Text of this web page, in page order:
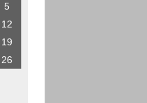
5
12
19
26